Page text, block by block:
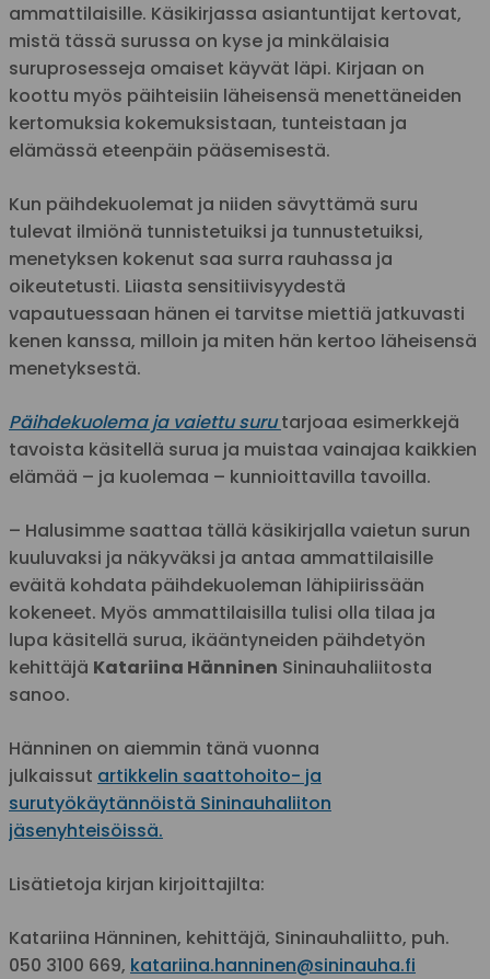
ammattilaisille. Käsikirjassa asiantuntijat kertovat,
mistä tässä surussa on kyse ja minkälaisia
suruprosesseja omaiset käyvät läpi. Kirjaan on
koottu myös päihteisiin läheisensä menettäneiden
kertomuksia kokemuksistaan, tunteistaan ja
elämässä eteenpäin pääsemisestä.
Kun päihdekuolemat ja niiden sävyttämä suru
tulevat ilmiönä tunnistetuiksi ja tunnustetuiksi,
menetyksen kokenut saa surra rauhassa ja
oikeutetusti. Liiasta sensitiivisyydestä
vapautuessaan hänen ei tarvitse miettiä jatkuvasti
kenen kanssa, milloin ja miten hän kertoo läheisensä
menetyksestä.
Päihdekuolema ja vaiettu suru tarjoaa esimerkkejä
tavoista käsitellä surua ja muistaa vainajaa kaikkien
elämää – ja kuolemaa – kunnioittavilla tavoilla.
– Halusimme saattaa tällä käsikirjalla vaietun surun
kuuluvaksi ja näkyväksi ja antaa ammattilaisille
eväitä kohdata päihdekuoleman lähipiirissään
kokeneet. Myös ammattilaisilla tulisi olla tilaa ja
lupa käsitellä surua, ikääntyneiden päihdetyön
kehittäjä Katariina Hänninen Sininauhaliitosta
sanoo.
Hänninen on aiemmin tänä vuonna
julkaissut artikkelin saattohoito- ja
surutyökäytännöistä Sininauhaliiton
jäsenyhteisöissä.
Lisätietoja kirjan kirjoittajilta:
Katariina Hänninen, kehittäjä, Sininauhaliitto, puh.
050 3100 669, katariina.hanninen@sininauha.fi